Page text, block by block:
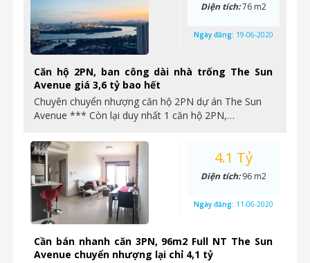
Căn hộ 2PN, ban công dài nhà trống The Sun
Avenue giá 3,6 tỷ bao hết
Chuyên chuyển nhượng căn hộ 2PN dự án The Sun
Avenue *** Còn lại duy nhất 1 căn hộ 2PN,…
Diện tích:76 m2
Ngày đăng: 19-06-2020
Cần bán nhanh căn 3PN, 96m2 Full NT The Sun
Avenue chuyển nhượng lại chỉ 4,1 tỷ
4.1 Tỷ
Diện tích:96 m2
Ngày đăng: 11-06-2020